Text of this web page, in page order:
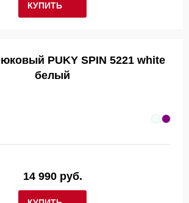
КУПИТЬ
PUKY SPIN 5221 white
белый
14 990 руб.